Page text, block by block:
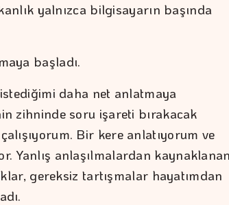
yalnızca bilgisayarın başında
başladı.
daha net anlatmaya
zihninde soru işareti bırakacak
Bir kere anlatıyorum ve
Yanlış anlaşılmalardan kaynaklanan
gereksiz tartışmalar hayatımdan